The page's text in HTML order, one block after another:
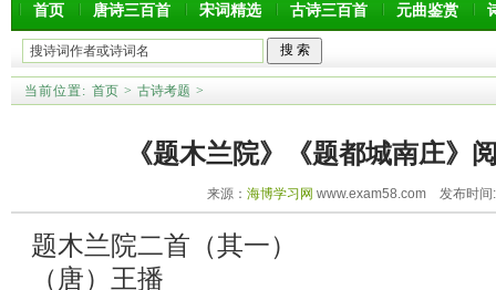
首页 唐诗三百首 宋词精选 古诗三百首 元曲鉴赏
当前位置: 首页 > 古诗考题 >
《题木兰院》《题都城南庄》
来源： 海博学习网 www.exam58.com 发布时间
题木兰院二首（其一）
（唐）王播